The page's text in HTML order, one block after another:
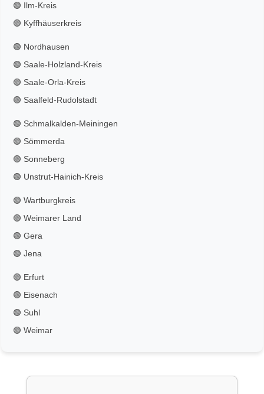
🟢 Ilm-Kreis
🟢 Kyffhäuserkreis
🟢 Nordhausen
🟢 Saale-Holzland-Kreis
🟢 Saale-Orla-Kreis
🟢 Saalfeld-Rudolstadt
🟢 Schmalkalden-Meiningen
🟢 Sömmerda
🟢 Sonneberg
🟢 Unstrut-Hainich-Kreis
🟢 Wartburgkreis
🟢 Weimarer Land
🟢 Gera
🟢 Jena
🟢 Erfurt
🟢 Eisenach
🟢 Suhl
🟢 Weimar